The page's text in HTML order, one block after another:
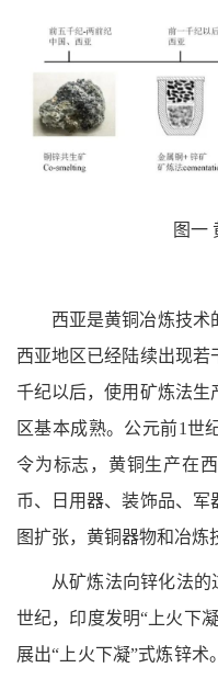
图一
西亚是黄铜冶炼技术
西亚地区已经陆续出现
千纪以后，使用矿炼法生
区基本成熟。公元前1世
令为标志，黄铜生产在
币、日用器、装饰品、军
图扩张，黄铜器物和冶炼
从矿炼法向锌化法的
世纪，印度发明“上火下
展出“上火下凝”式炼锌